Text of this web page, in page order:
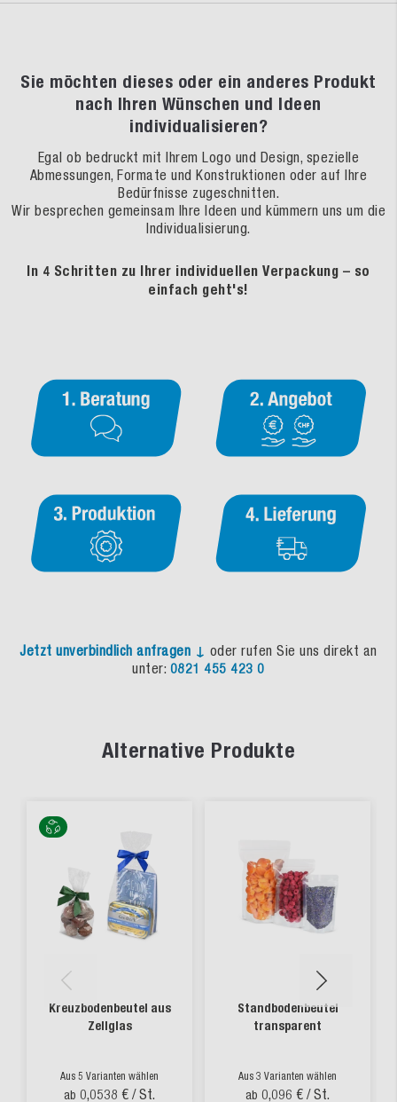
Sie möchten dieses oder ein anderes Produkt
nach Ihren Wünschen und Ideen
individualisieren?
Egal ob bedruckt mit Ihrem Logo und Design, spezielle
Abmessungen, Formate und Konstruktionen oder auf Ihre
Bedürfnisse zugeschnitten.
Wir besprechen gemeinsam Ihre Ideen und kümmern uns um die
Individualisierung.
In 4 Schritten zu Ihrer individuellen Verpackung – so
einfach geht's!
Jetzt unverbindlich anfragen ↓ oder rufen Sie uns direkt an
unter: 0821 455 423 0
Alternative Produkte
Kreuzbodenbeutel aus
Zellglas
Aus 5 Varianten wählen
ab 0,0538 € / St.
Standbodenbeutel
transparent
Aus 3 Varianten wählen
ab 0,096 € / St.